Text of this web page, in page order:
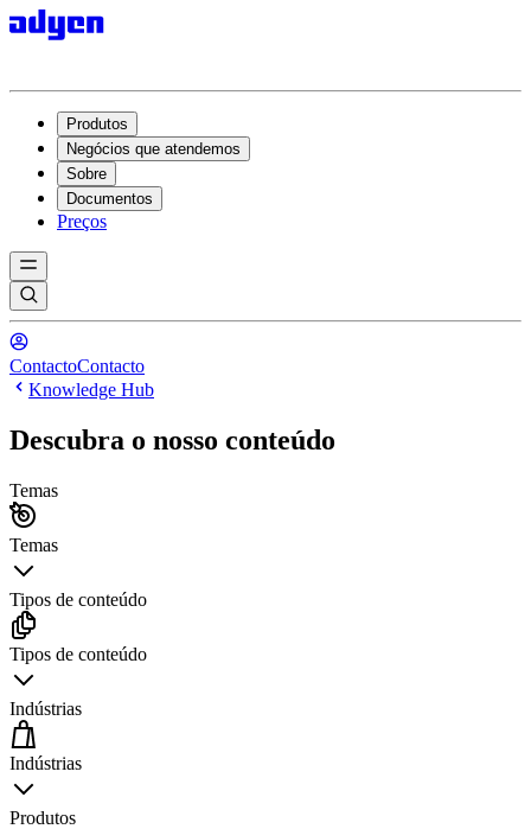
Produtos
Negócios que atendemos
Sobre
Documentos
Preços
ContactoContacto
Knowledge Hub
Descubra o nosso conteúdo
Temas
Temas
Tipos de conteúdo
Tipos de conteúdo
Indústrias
Indústrias
Produtos